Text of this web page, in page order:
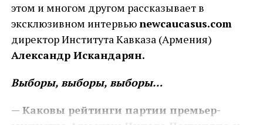
этом и многом другом рассказывает в
эксклюзивном интервьюnewcaucasus.com
директор Института Кавказа (Армения)
Александр Искандарян.
Выборы, выборы, выборы…
— Каковы рейтинги партии премьер-